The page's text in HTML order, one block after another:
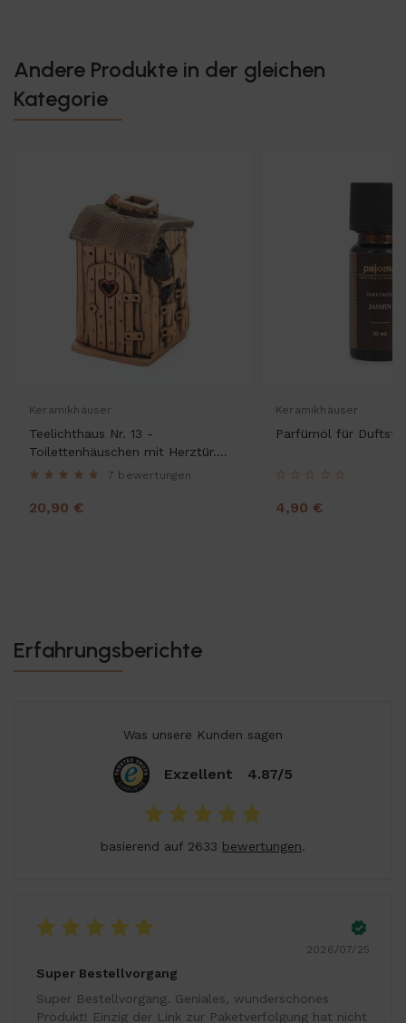
Andere Produkte in der gleichen
Kategorie
Keramikhäuser
Teelichthaus Nr. 13 -
Toilettenhäuschen mit Herztür.
Teelichthalter, Duftstövchen und
7 bewertungen
20,90 €
Keramikhäuser
Parfümöl für
4,90 €
Erfahrungsberichte
Was unsere Kunden sagen
Exzellent 4.87/5
basierend auf 2633 bewertungen.
2026/07/25
Super Bestellvorgang
Super Bestellvorgang. Geniales, wunderschönes
Produkt! Einzig der Link zur Paketverfolgung hat nicht